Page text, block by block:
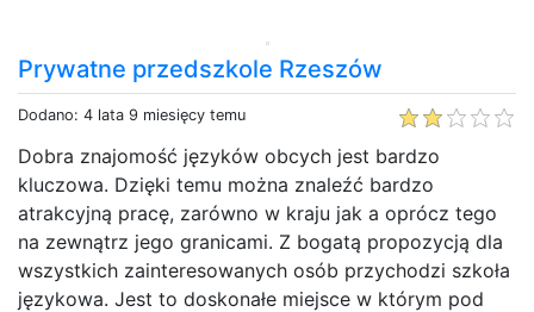
Prywatne przedszkole Rzeszów
Dodano: 4 lata 9 miesięcy temu
Dobra znajomość języków obcych jest bardzo
kluczowa. Dzięki temu można znaleźć bardzo
atrakcyjną pracę, zarówno w kraju jak a oprócz tego
na zewnątrz jego granicami. Z bogatą propozycją dla
wszystkich zainteresowanych osób przychodzi szkoła
językowa. Jest to doskonałe miejsce w którym pod